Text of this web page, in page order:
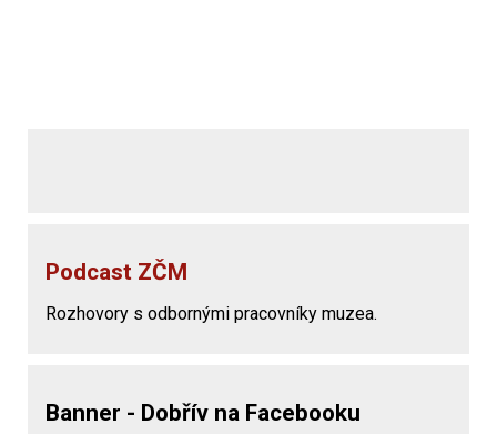
Podcast ZČM
Rozhovory s odbornými pracovníky muzea.
Banner - Dobřív na Facebooku